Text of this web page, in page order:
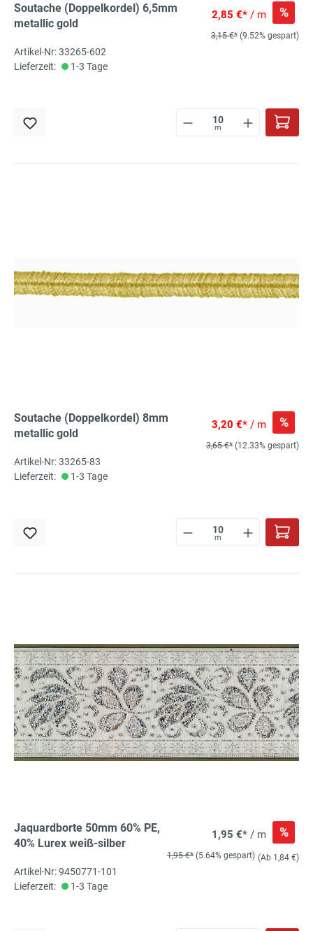
Soutache (Doppelkordel) 6,5mm
metallic gold
2,85 €* / m %
3,15 €* (9.52% gespart)
Artikel-Nr: 33265-602
Lieferzeit:
1-3 Tage
m
Soutache (Doppelkordel) 8mm
metallic gold
3,20 €* / m %
3,65 €* (12.33% gespart)
Artikel-Nr: 33265-83
Lieferzeit:
1-3 Tage
m
Jaquardborte 50mm 60% PE,
40% Lurex weiß-silber
1,95 €* / m %
1,95 €* (5.64% gespart) (Ab 1,84 €)
Artikel-Nr: 9450771-101
Lieferzeit:
1-3 Tage